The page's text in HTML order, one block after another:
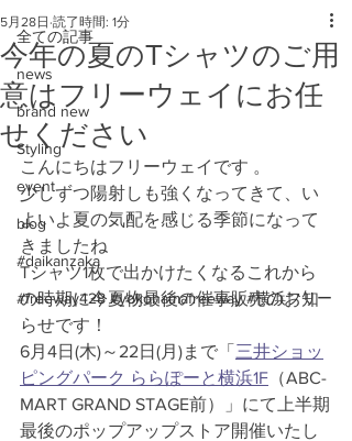
全ての記事
news
brand new
Styling
event
blog
#daikanzaka
#freeway428 #yokohamafreeway #横浜フリー
今年の夏のTシャツのご用
意はフリーウェイにお任
せください
5月28日 読了時間: 1分
こんにちはフリーウェイです 。
少しずつ陽射しも強くなってきて、い
よいよ夏の気配を感じる季節になって
きましたね
Tシャツ1枚で出かけたくなるこれから
の時期に今夏物最後の催事販売のお知
らせです！
6月4日(木)～22日(月)まで「 三井ショッ
ピングパーク ららぽーと横浜1F （ABC-
MART GRAND STAGE前）」にて上半期
最後のポップアップストア開催いたし